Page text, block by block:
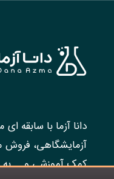
دانا آزما با سابقه
آزمایشگاهی، فروش
کمک آموزشی و ... به